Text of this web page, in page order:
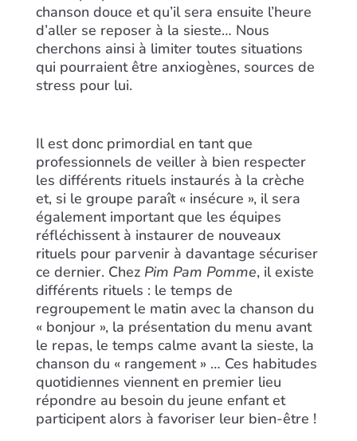
chanson douce et qu’il sera ensuite l’heure
d’aller se reposer à la sieste… Nous
cherchons ainsi à limiter toutes situations
qui pourraient être anxiogènes, sources de
stress pour lui.
Il est donc primordial en tant que
professionnels de veiller à bien respecter
les différents rituels instaurés à la crèche
et, si le groupe paraît « insécure », il sera
également important que les équipes
réfléchissent à instaurer de nouveaux
rituels pour parvenir à davantage sécuriser
ce dernier. Chez Pim Pam Pomme, il existe
différents rituels : le temps de
regroupement le matin avec la chanson du
« bonjour », la présentation du menu avant
le repas, le temps calme avant la sieste, la
chanson du « rangement » … Ces habitudes
quotidiennes viennent en premier lieu
répondre au besoin du jeune enfant et
participent alors à favoriser leur bien-être !